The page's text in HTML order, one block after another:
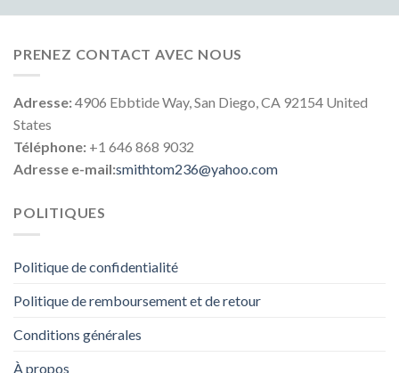
PRENEZ CONTACT AVEC NOUS
Adresse:4906 Ebbtide Way, San Diego, CA 92154 United
States
Téléphone: +1 646 868 9032
Adresse e-mail:smithtom236@yahoo.com
POLITIQUES
Politique de confidentialité
Politique de remboursement et de retour
Conditions générales
À propos